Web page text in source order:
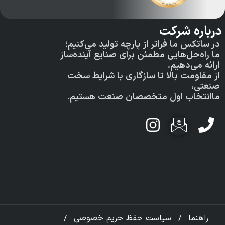
شرکت
ما فراتر از پارچه تولید می‌کنیم؛
مطمئن برای صنایع آینده‌ساز
می‌دهیم.
بالا تا سازگاری با شرایط سخت
اول متخصصان صنعت هستیم.
سیاست حفظ حریم خصوصی